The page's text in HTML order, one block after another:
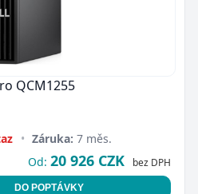
QCM1255
• Záruka: 7 měs.
Od: 20 926 CZK bez DPH
DO POPTÁVKY